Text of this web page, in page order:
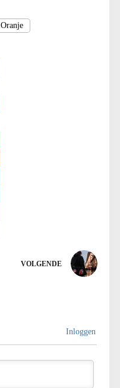
Oranje
VOLGENDE
Inloggen